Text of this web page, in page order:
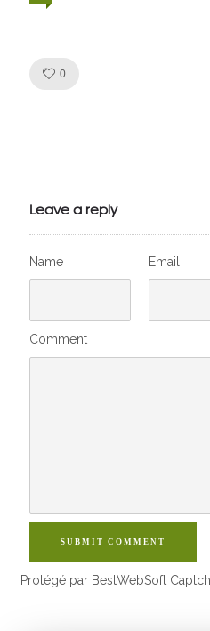
0
Leave a reply
Name Email
Comment
SUBMIT COMMENT
Protégé par BestWebSoft